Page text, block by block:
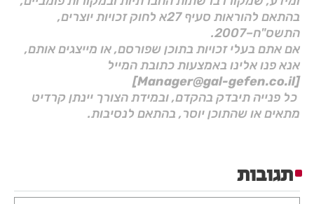
בהתאם להוראות סעיף 27א לחוק זכויות יוצרים,
התשס"ח–2007.
אם אתם בעלי זכויות בתוכן שפורסם, או מייצגים אותם,
אנא פנו אלינו באמצעות כתובת המייל
[Manager@gal-gefen.co.il]
כל פנייה תיבדק בהקדם, ובמידת הצורך יינתן קרדיט
מתאים או שהתוכן יוסר, בהתאם לנסיבות.
תגובות